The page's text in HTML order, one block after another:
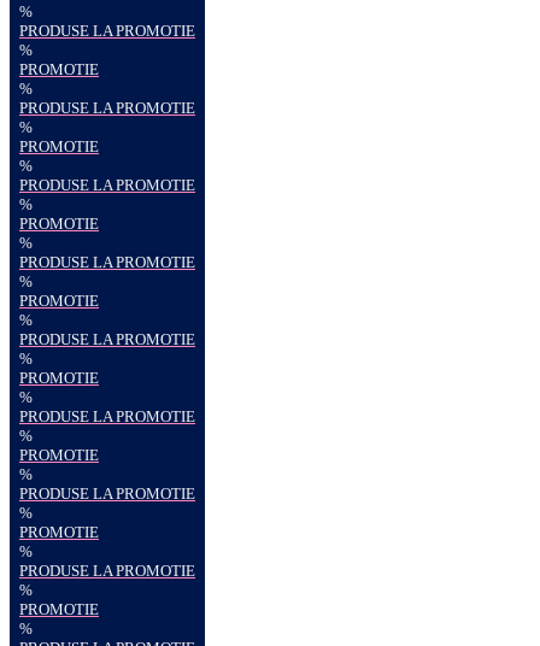
%
PRODUSE LA PROMOTIE
%
PROMOTIE
%
PRODUSE LA PROMOTIE
%
PROMOTIE
%
PRODUSE LA PROMOTIE
%
PROMOTIE
%
PRODUSE LA PROMOTIE
%
PROMOTIE
%
PRODUSE LA PROMOTIE
%
PROMOTIE
%
PRODUSE LA PROMOTIE
%
PROMOTIE
%
PRODUSE LA PROMOTIE
%
PROMOTIE
%
PRODUSE LA PROMOTIE
%
PROMOTIE
%